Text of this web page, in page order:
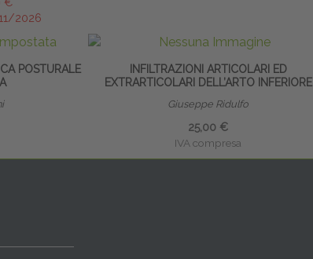
2026
POSTURALE
INFILTRAZIONI ARTICOLARI ED
EXTRARTICOLARI DELL’ARTO INFERIORE
Giuseppe Ridulfo
25,00 €
IVA compresa